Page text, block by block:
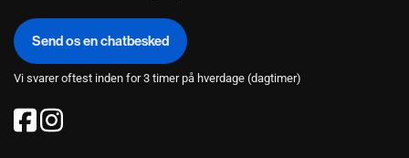
Send os en chatbesked
Vi svarer oftest inden for 3 timer på hverdage (dagtimer)